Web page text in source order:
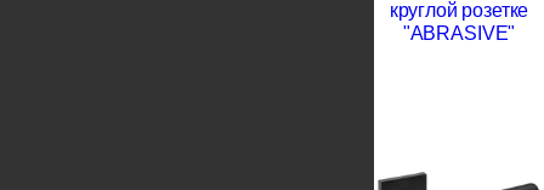
круглой розетке
"ABRASIVE"